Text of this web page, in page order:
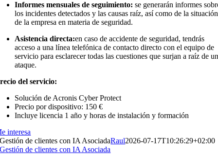
Informes mensuales de seguimiento:se generarán informes
los incidentes detectados y las causas raíz, así como de la situación
de la empresa en materia de seguridad.
Asistencia directa:en caso de accidente de seguridad, tendrás
acceso a una línea telefónica de contacto directo con el equipo de
servicio para esclarecer todas las cuestiones que surjan a raíz de
ataque.
del servicio:
Solución de Acronis Cyber Protect
Precio por dispositivo: 150 €
Incluye licencia 1 año y horas de instalación y formación
interesa
Gestión de clientes con IA AsociadaRaul2026-07-17T10:26:29+02:00
Gestión de clientes con IA Asociada